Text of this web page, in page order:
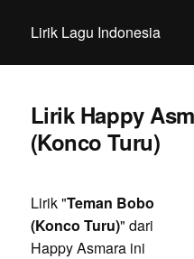
Lirik Lagu Indonesia
Lirik Happy
(Konco Turu)
Lirik "Teman Bobo
(Konco Turu)" dari
Happy Asmara ini